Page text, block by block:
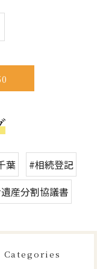
葉
#相続登記
産分割協議書
Categories